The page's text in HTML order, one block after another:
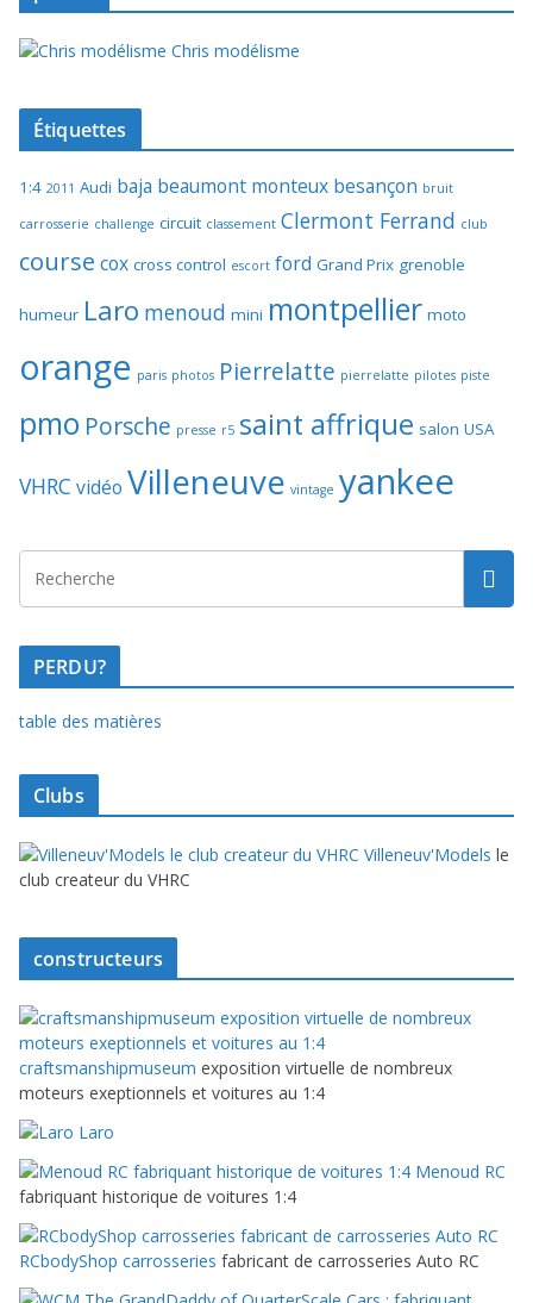
Chris modélisme
Étiquettes
1:4 2011 Audi baja beaumont monteux besançon bruit
carrosserie challenge circuit classement Clermont Ferrand club
course cox cross control escort ford Grand Prix grenoble
humeur Laro menoud mini montpellier moto
orange paris photos Pierrelatte pierrelatte pilotes piste
pmo Porsche presse r5 saint affrique salon USA
VHRC vidéo Villeneuve vintage yankee
PERDU?
table des matières
Clubs
Villeneuv'Models le
club createur du VHRC
constructeurs
craftsmanshipmuseum exposition virtuelle de nombreux
moteurs exeptionnels et voitures au 1:4
Laro
Menoud RC
fabriquant historique de voitures 1:4
RCbodyShop carrosseries fabricant de carrosseries Auto RC